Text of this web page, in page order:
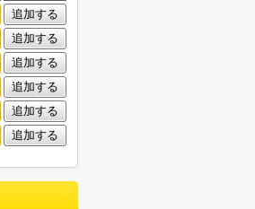
追加する
追加する
追加する
追加する
追加する
追加する